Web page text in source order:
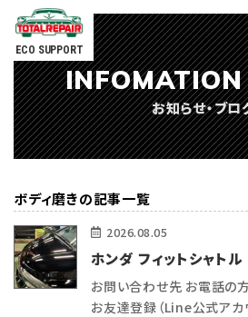
ECO SUPPORT
Tel.090-
電話対応時間 ／ 9:00
ごあいさつ
お知らせ・ブロ
ボディ磨きの記事一覧
2026.08.05
ホンダ フィットシャトル
お問い合わせ先 お電話の
お友達登録（Line公式ア